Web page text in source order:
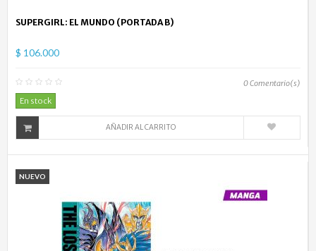
SUPERGIRL: EL MUNDO (PORTADA B)
$ 106.000
0Comentario(s)
En stock
AÑADIR AL CARRITO
NUEVO